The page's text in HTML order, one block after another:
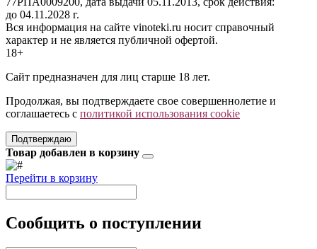
до 04.11.2028 г.
Вся информация на сайте vinoteki.ru носит справочный
характер и не является публичной офертой.
18+
Сайт предназначен для лиц старше 18 лет.
Продолжая, вы подтверждаете свое совершеннолетие и
соглашаетесь с политикой использования cookie
Подтверждаю
Товар добавлен в корзину
Перейти в корзину
Сообщить о поступлении